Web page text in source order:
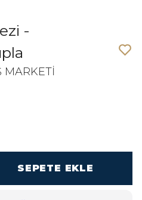
-
MARKETİ
SEPETE EKLE